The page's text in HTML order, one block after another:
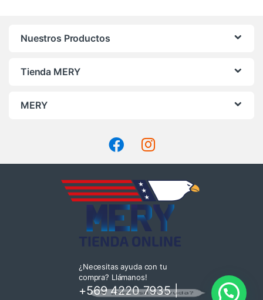
Nuestros Productos
Tienda MERY
MERY
¿Necesitas ayuda con tu
compra? Llámanos!
+569 4220 7935|
💬 ¿Necesitas ayuda?